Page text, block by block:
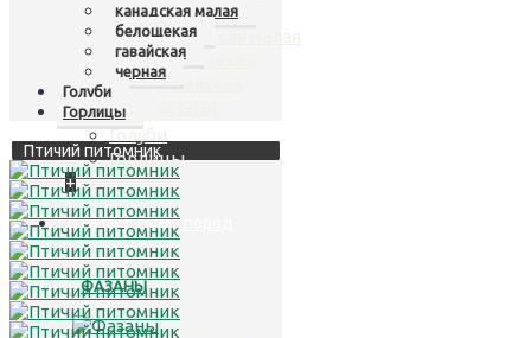
канадская
канадская малая
белощекая
гавайская
Голуби
Горлицы
+
Птицы лучших пород
ФАЗАНЫ
канадская малая
белощекая
гавайская
черная
Голуби
Горлицы
Птичий питомник